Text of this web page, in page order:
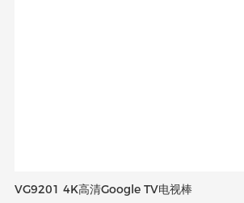
VG9201 4K高清Google TV电视棒